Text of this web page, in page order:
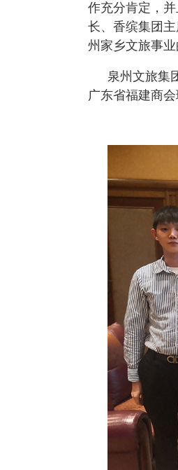
作充分肯定，
长、香缤集团
州家乡文旅事业
泉州文旅集
广东省福建商